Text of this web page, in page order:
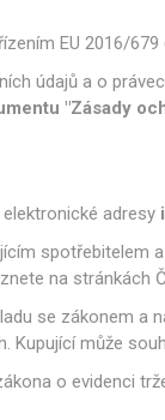
EU 2016/679
údajů a o
"Zásady
adresy
spotřebitelem
na stránkách
se zákonem a
Kupující může
o evidenci